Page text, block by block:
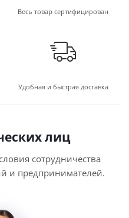
Весь товар сертифицирован
Удобная и быстрая доставка
лиц
сотрудничества
и предпринимателей.